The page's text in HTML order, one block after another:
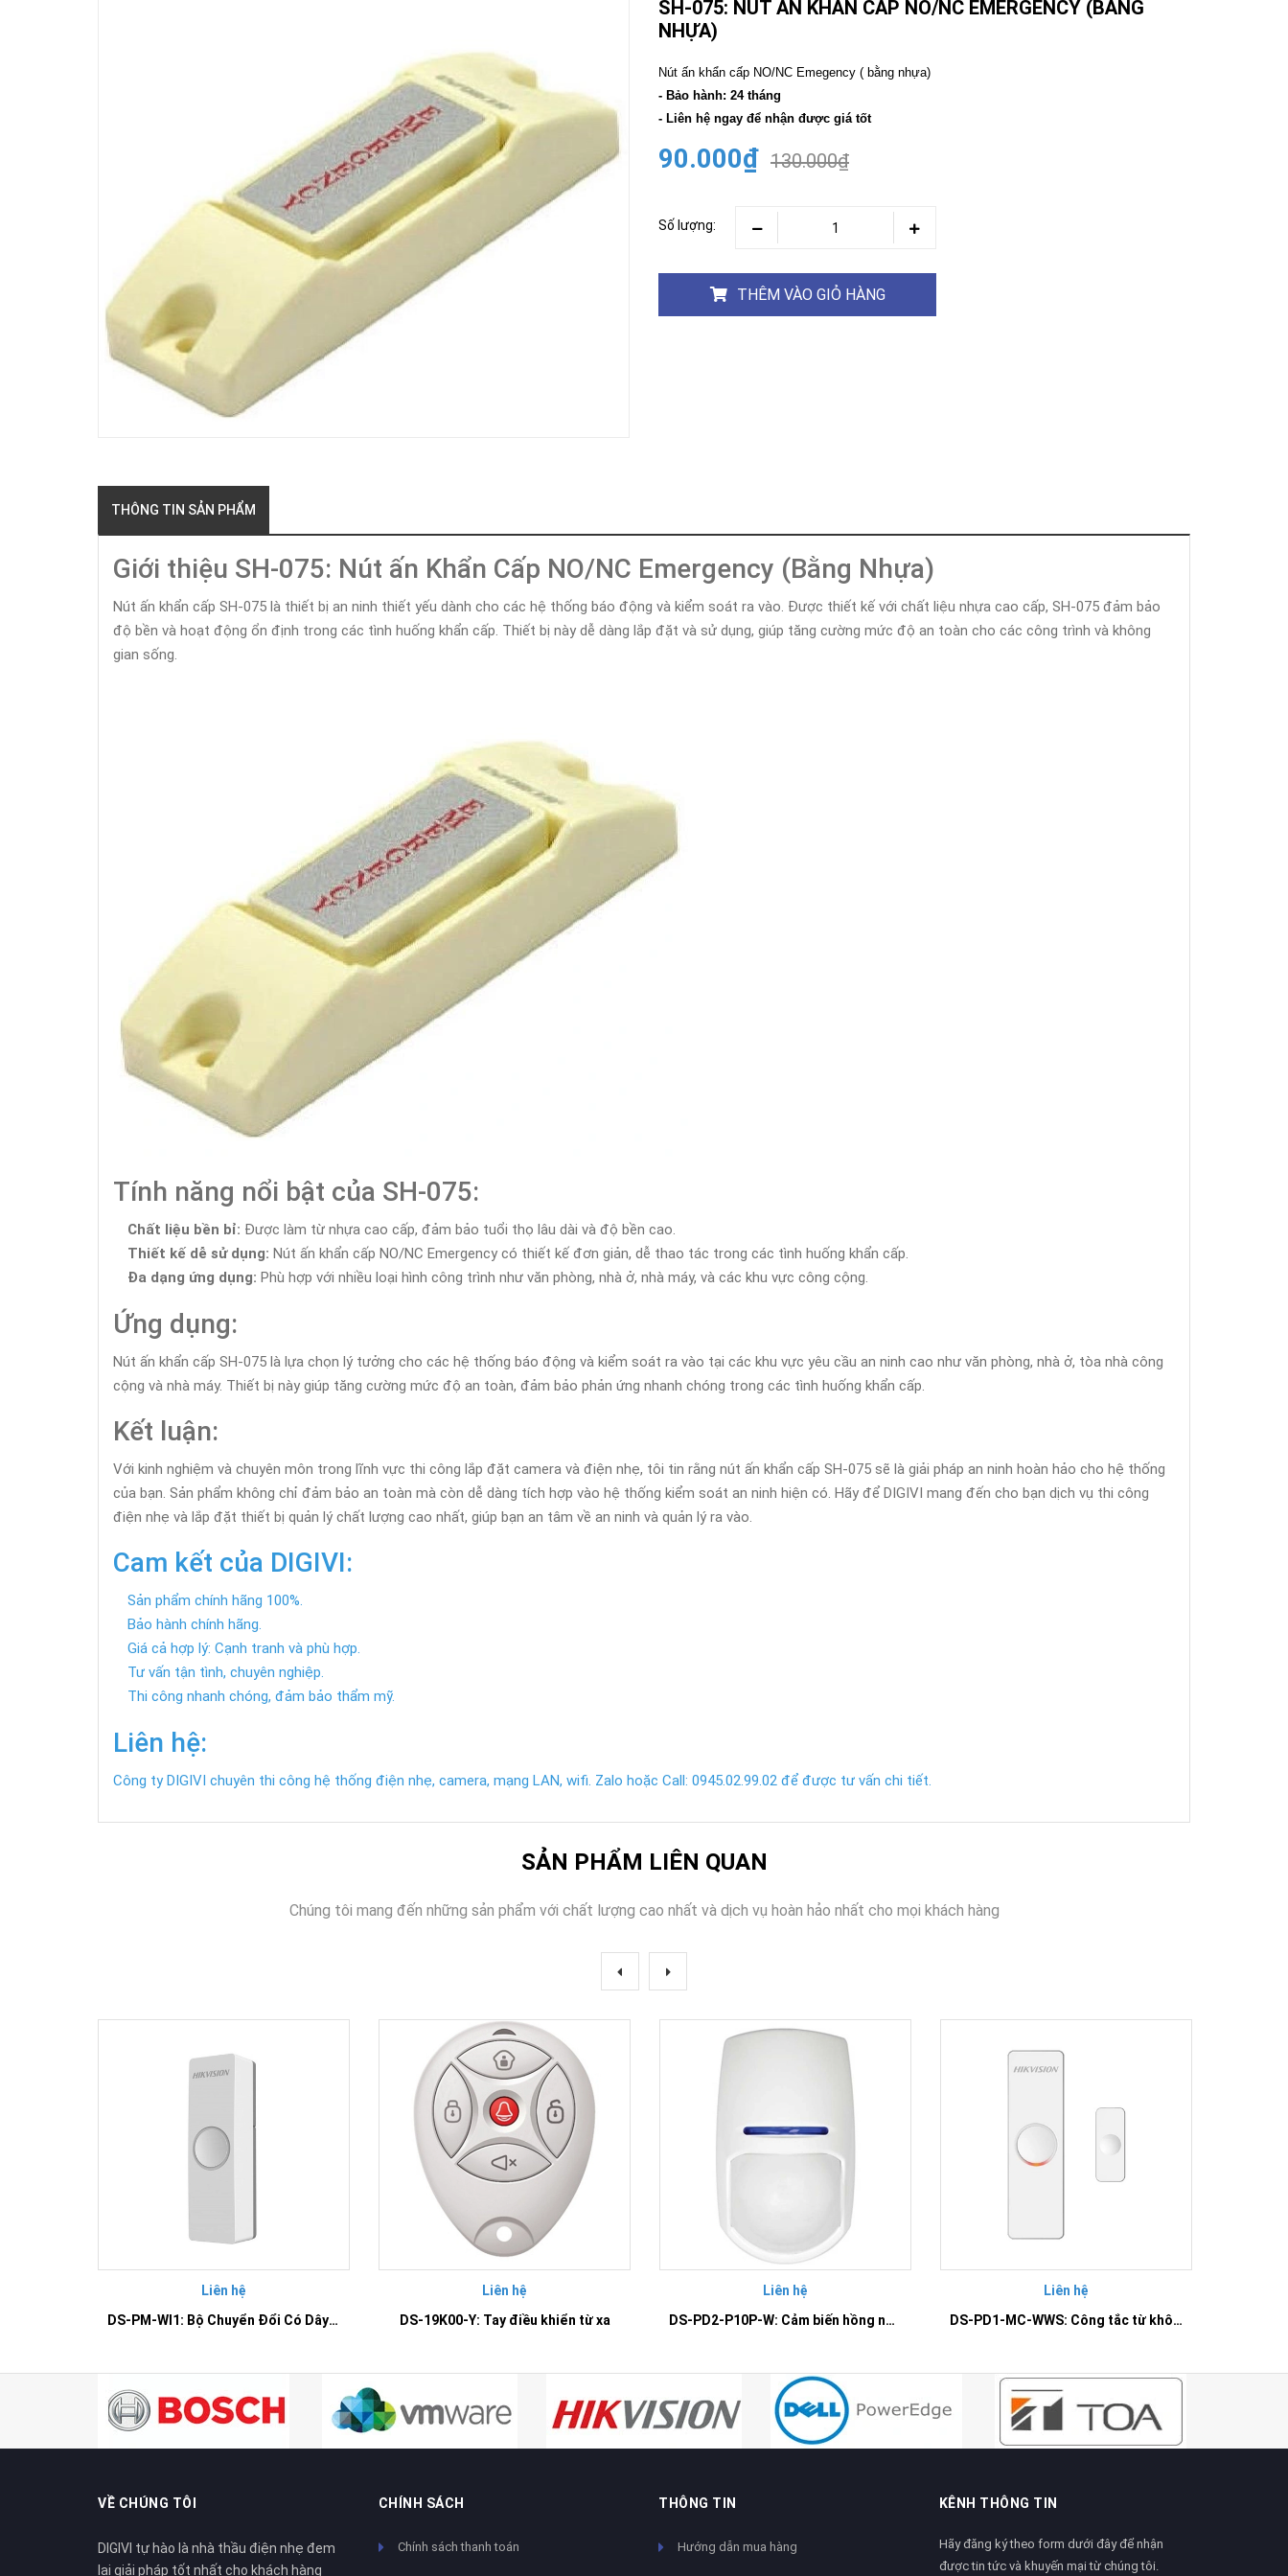
CAMERA
ĐỘNG
Hikvision
Camera
THIẾT
TUYẾN
M27
KHÓA
THÔNG
Faster
Lock
SH-075: NÚT ẤN KHẨN CẤP NO/NC EMERGENCY (BẰNG
NHỰA)
Nút ấn khẩn cấp NO/NC Emegency ( bằng nhựa)
- Bảo hành: 24 tháng
- Liên hệ ngay để nhận được giá tốt
90.000₫ 130.000₫
Số lượng:
THÊM VÀO GIỎ HÀNG
THÔNG TIN SẢN PHẨM
Giới thiệu SH-075: Nút ấn Khẩn Cấp NO/NC Emergency (Bằng Nhựa)
Nút ấn khẩn cấp SH-075 là thiết bị an ninh thiết yếu dành cho các hệ thống báo động và kiểm soát ra vào. Được thiết kế với chất liệu nhựa cao cấp, SH-075 đảm bảo
độ bền và hoạt động ổn định trong các tình huống khẩn cấp. Thiết bị này dễ dàng lắp đặt và sử dụng, giúp tăng cường mức độ an toàn cho các công trình và không
gian sống.
Tính năng nổi bật của SH-075:
Chất liệu bền bỉ: Được làm từ nhựa cao cấp, đảm bảo tuổi thọ lâu dài và độ bền cao.
Thiết kế dễ sử dụng: Nút ấn khẩn cấp NO/NC Emergency có thiết kế đơn giản, dễ thao tác trong các tình huống khẩn cấp.
Đa dạng ứng dụng: Phù hợp với nhiều loại hình công trình như văn phòng, nhà ở, nhà máy, và các khu vực công cộng.
Ứng dụng:
Nút ấn khẩn cấp SH-075 là lựa chọn lý tưởng cho các hệ thống báo động và kiểm soát ra vào tại các khu vực yêu cầu an ninh cao như văn phòng, nhà ở, tòa nhà công
cộng và nhà máy. Thiết bị này giúp tăng cường mức độ an toàn, đảm bảo phản ứng nhanh chóng trong các tình huống khẩn cấp.
Kết luận:
Với kinh nghiệm và chuyên môn trong lĩnh vực thi công lắp đặt camera và điện nhẹ, tôi tin rằng nút ấn khẩn cấp SH-075 sẽ là giải pháp an ninh hoàn hảo cho hệ thống
của bạn. Sản phẩm không chỉ đảm bảo an toàn mà còn dễ dàng tích hợp vào hệ thống kiểm soát an ninh hiện có. Hãy để DIGIVI mang đến cho bạn dịch vụ thi công
điện nhẹ và lắp đặt thiết bị quản lý chất lượng cao nhất, giúp bạn an tâm về an ninh và quản lý ra vào.
Cam kết của DIGIVI:
Sản phẩm chính hãng 100%.
Bảo hành chính hãng.
Giá cả hợp lý: Cạnh tranh và phù hợp.
Tư vấn tận tình, chuyên nghiệp.
Thi công nhanh chóng, đảm bảo thẩm mỹ.
Liên hệ:
Công ty DIGIVI chuyên thi công hệ thống điện nhẹ, camera, mạng LAN, wifi. Zalo hoặc Call: 0945.02.99.02 để được tư vấn chi tiết.
SẢN PHẨM LIÊN QUAN
Chúng tôi mang đến những sản phẩm với chất lượng cao nhất và dịch vụ hoàn hảo nhất cho mọi khách hàng
Liên hệ
DS-PM-WI1: Bộ Chuyển Đổi Có Dây Thành Không Dây Đầu Vào
Liên hệ
DS-19K00-Y: Tay điều khiển từ xa
Liên hệ
DS-PD2-P10P-W: Cảm biến hồng ngoại trong nhà không dây
Liên hệ
DS-PD1-MC-WWS: Công tắc từ không dây
VỀ CHÚNG TÔI
DIGIVI tự hào là nhà thầu điện nhẹ đem
lại giải pháp tốt nhất cho khách hàng
CHÍNH SÁCH
Chính sách thanh toán
THÔNG TIN
Hướng dẫn mua hàng
KÊNH THÔNG TIN
Hãy đăng ký theo form dưới đây để nhận
được tin tức và khuyến mại từ chúng tôi.